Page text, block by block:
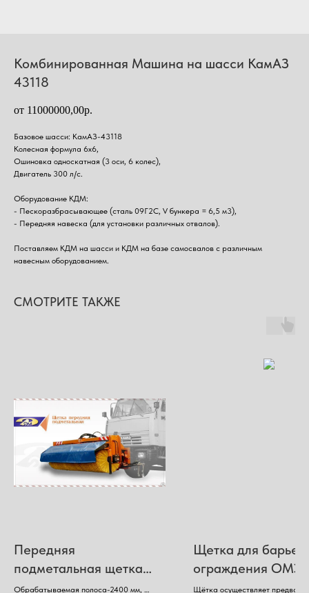
Комбинированная Машина на шасси КамАЗ
43118
от 11000000,00р.
Базовое шасси: КамАЗ-43118
Колесная формула 6х6,
Ошиновка односкатная (3 оси, 6 колес),
Двигатель 300 л/с.
Оборудование КДМ:
- Пескоразбрасывающее (сталь 09Г2С, V бункера = 6,5 м3),
- Передняя навеска (для установки различных отвалов).
Поставляем КДМ на шасси и КДМ на базе самосвалов с различным
навесным оборудованием.
СМОТРИТЕ ТАКЖЕ
Передняя
подметальная щетка
для КДМ с охладителем
Обрабатываемая полоса-2400 мм,
Щетка для
ограждения
для КДМ
Щётка осуществляет